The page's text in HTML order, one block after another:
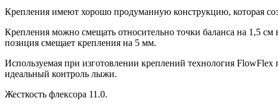
Крепления имеют хорошо продуманную конструкцию, которая
Крепления можно смещать относительно точки баланса на 1,5
позиция смещает крепления на 5 мм.
Используемая при изготовлении креплений технология
идеальный контроль лыжи.
Жесткость флексора 11.0.